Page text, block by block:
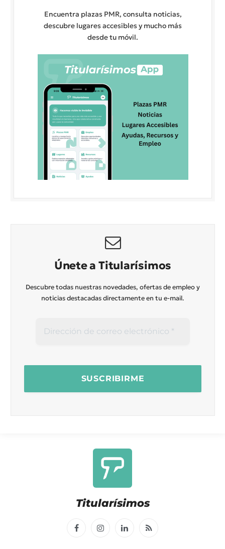
Encuentra plazas PMR, consulta noticias,
descubre lugares accesibles y mucho más
desde tu móvil.
Únete a Titularísimos
Descubre todas nuestras novedades, ofertas de empleo y
noticias destacadas directamente en tu e-mail.
Titularísimos
FacebookInstagramLinkedInRSS